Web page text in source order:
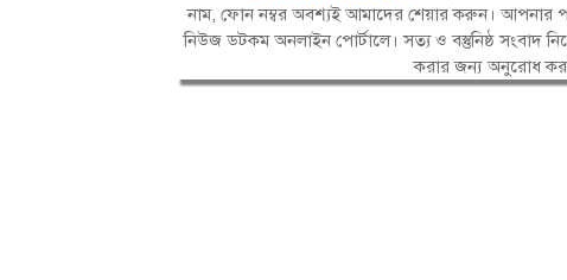
নাম, ফোন নম্বর অবশ্যই আমাদের শেয়ার করুন। আপনার
নিউজ ডটকম অনলাইন পোর্টালে। সত্য ও বস্তুনিষ্ঠ সংবাদ
করার জন্য অনুরোধ